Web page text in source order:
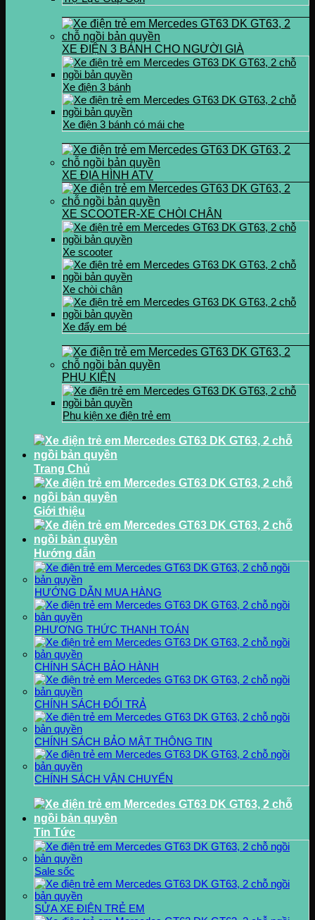
XE ĐIỆN 3 BÁNH CHO NGƯỜI GIÀ
Xe điện 3 bánh
Xe điện 3 bánh có mái che
XE ĐỊA HÌNH ATV
XE SCOOTER-XE CHÒI CHÂN
Xe scooter
Xe chòi chân
Xe đẩy em bé
PHỤ KIỆN
Phụ kiện xe điện trẻ em
Trang Chủ
Giới thiệu
Hướng dẫn
HƯỚNG DẪN MUA HÀNG
PHƯƠNG THỨC THANH TOÁN
CHÍNH SÁCH BẢO HÀNH
CHÍNH SÁCH ĐỔI TRẢ
CHÍNH SÁCH BẢO MẬT THÔNG TIN
CHÍNH SÁCH VẬN CHUYỂN
Tin Tức
Sale sốc
SỬA XE ĐIỆN TRẺ EM